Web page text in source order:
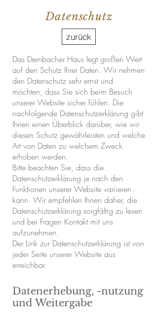
Datenschutz
zurück
Das Dernbacher Haus legt großen Wert
auf den Schutz Ihrer Daten. Wir nehmen
den Datenschutz sehr ernst und
möchten, dass Sie sich beim Besuch
unserer Website sicher fühlen. Die
nachfolgende Datenschutzerklärung gibt
Ihnen einen Überblick darüber, wie wir
diesen Schutz gewährleisten und welche
Art von Daten zu welchem Zweck
erhoben werden.
Bitte beachten Sie, dass die
Datenschutzerklärung je nach den
Funktionen unserer Website variieren
kann. Wir empfehlen Ihnen daher, die
Datenschutzerklärung sorgfältig zu lesen
und bei Fragen Kontakt mit uns
aufzunehmen.
Der Link zur Datenschutzerklärung ist von
jeder Seite unserer Website aus
erreichbar.
Datenerhebung, -nutzung
und Weitergabe